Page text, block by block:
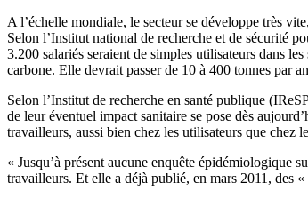
A l’échelle mondiale, le secteur se développe très
Selon l’Institut national de recherche et de sécurité
3.200 salariés seraient de simples utilisateurs dans
carbone. Elle devrait passer de 10 à 400 tonnes par
Selon l’Institut de recherche en santé publique
de leur éventuel impact sanitaire se pose dès
travailleurs, aussi bien chez les utilisateurs que chez
« Jusqu’à présent aucune enquête épidémiologique
travailleurs. Et elle a déjà publié, en mars 2011, des